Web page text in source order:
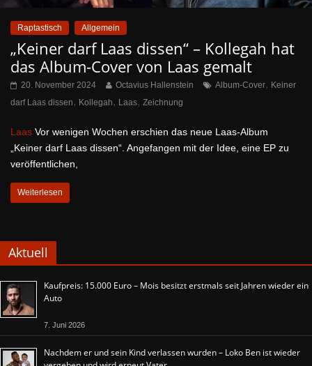
Raptastisch Allgemein
„Keiner darf Laas dissen“ – Kollegah hat
das Album-Cover von Laas gemalt
20. November 2024 Octavius Hallenstein Album-Cover, Keiner
darf Laas dissen, Kollegah, Laas, Zeichnung
Laas Vor wenigen Wochen erschien das neue Laas-Album
„Keiner darf Laas dissen“. Angefangen mit der Idee, eine EP zu
veröffentlichen,
Weiterlesen
Aktuell
Kaufpreis: 15.000 Euro – Mois besitzt erstmals seit Jahren wieder ein
Auto
7. Juni 2026
Nachdem er und sein Kind verlassen wurden – Loko Ben ist wieder